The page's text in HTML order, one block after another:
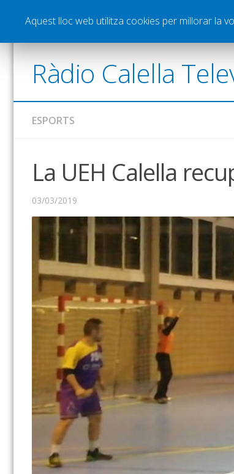
Notícies Esports Pòdcasts Vídeos
Ràdio Calella
ESPORTS
La UEH Calella
03/03/2019
Aquest lloc web utilitza cookies per millorar la